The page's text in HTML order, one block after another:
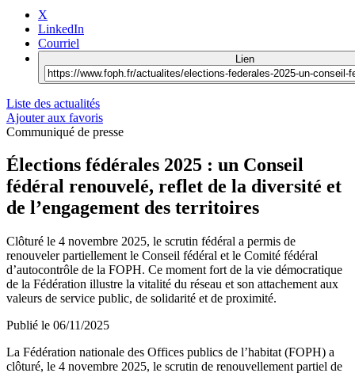
X
LinkedIn
Courriel
Lien
Liste des actualités
Ajouter aux favoris
Communiqué de presse
Élections fédérales 2025 : un Conseil
fédéral renouvelé, reflet de la diversité et
de l’engagement des territoires
Clôturé le 4 novembre 2025, le scrutin fédéral a permis de
renouveler partiellement le Conseil fédéral et le Comité fédéral
d’autocontrôle de la FOPH. Ce moment fort de la vie démocratique
de la Fédération illustre la vitalité du réseau et son attachement aux
valeurs de service public, de solidarité et de proximité.
Publié le 06/11/2025
La Fédération nationale des Offices publics de l’habitat (FOPH) a
clôturé, le 4 novembre 2025, le scrutin de renouvellement partiel de